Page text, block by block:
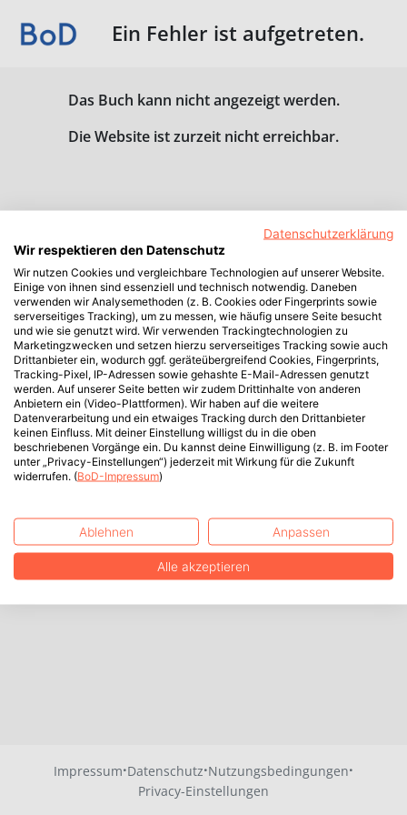
Ein Fehler ist aufgetreten.
Das Buch kann nicht angezeigt werden.
Die Website ist zurzeit nicht erreichbar.
Impressum·Datenschutz·Nutzungsbedingungen·
Privacy-Einstellungen
Datenschutzerklärung
Wir respektieren den Datenschutz
Wir nutzen Cookies und vergleichbare Technologien auf unserer Website.
Einige von ihnen sind essenziell und technisch notwendig. Daneben
verwenden wir Analysemethoden (z. B. Cookies oder Fingerprints sowie
serverseitiges Tracking), um zu messen, wie häufig unsere Seite besucht
und wie sie genutzt wird. Wir verwenden Trackingtechnologien zu
Marketingzwecken und setzen hierzu serverseitiges Tracking sowie auch
Drittanbieter ein, wodurch ggf. geräteübergreifend Cookies, Fingerprints,
Tracking-Pixel, IP-Adressen sowie gehashte E-Mail-Adressen genutzt
werden. Auf unserer Seite betten wir zudem Drittinhalte von anderen
Anbietern ein (Video-Plattformen). Wir haben auf die weitere
Datenverarbeitung und ein etwaiges Tracking durch den Drittanbieter
keinen Einfluss. Mit deiner Einstellung willigst du in die oben
beschriebenen Vorgänge ein. Du kannst deine Einwilligung (z. B. im Footer
unter „Privacy-Einstellungen“) jederzeit mit Wirkung für die Zukunft
widerrufen. (BoD-Impressum)
Ablehnen Anpassen
Alle akzeptieren